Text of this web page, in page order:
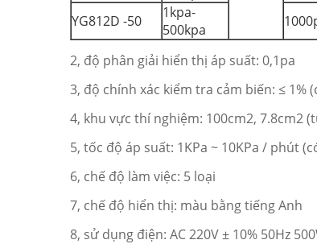
YG812D -50
1kpa-
500kpa
2, độ phân giải hiển thị áp suất: 0,1pa
3, độ chính xác kiểm tra cảm biến: ≤ 1%
4, khu vực thí nghiệm: 100cm2, 7.8cm2
5, tốc độ áp suất: 1KPa ~ 10KPa / phút
6, chế độ làm việc: 5 loại
7, chế độ hiển thị: màu bằng tiếng Anh
8, sử dụng điện: AC 220V ± 10% 50Hz